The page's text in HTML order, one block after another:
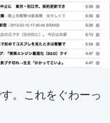
。これをぐわーっ